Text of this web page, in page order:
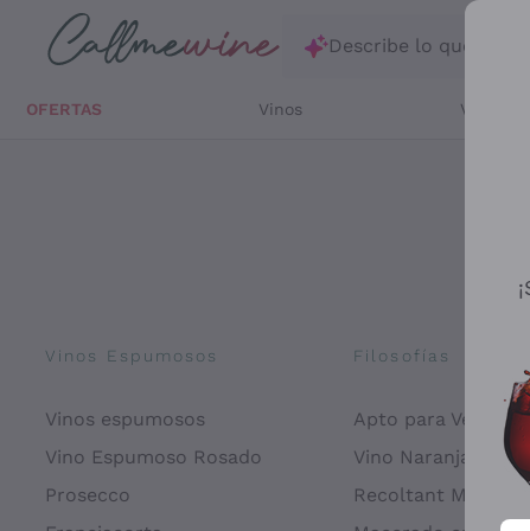
Saltar al contenido principal
Describe lo que estás
OFERTAS Vinos Vinos
Vinos Espumosos
Vinos espumosos
Vino Espumoso Rosado
Prosecco
Filosofías
Apto para Veganos
Vino Naranja
Recoltant